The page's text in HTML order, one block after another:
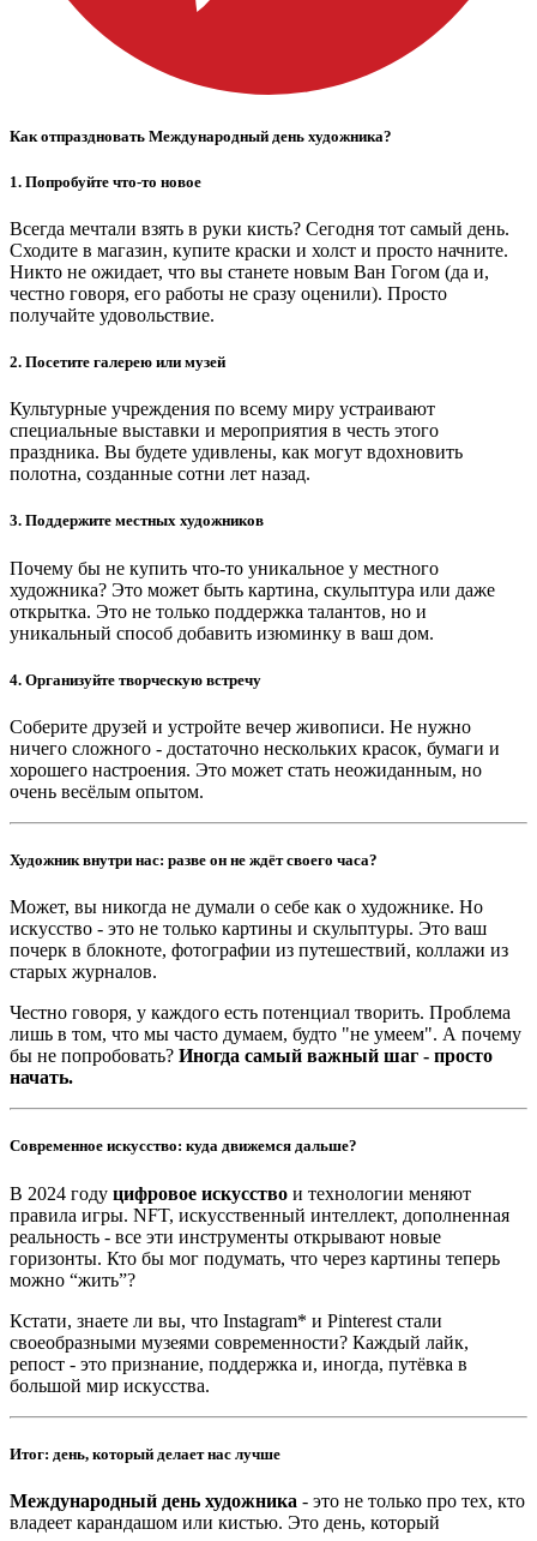
Как отпраздновать Международный день художника?
1. Попробуйте что-то новое
Всегда мечтали взять в руки кисть? Сегодня тот самый день.
Сходите в магазин, купите краски и холст и просто начните.
Никто не ожидает, что вы станете новым Ван Гогом (да и,
честно говоря, его работы не сразу оценили). Просто
получайте удовольствие.
2. Посетите галерею или музей
Культурные учреждения по всему миру устраивают
специальные выставки и мероприятия в честь этого
праздника. Вы будете удивлены, как могут вдохновить
полотна, созданные сотни лет назад.
3. Поддержите местных художников
Почему бы не купить что-то уникальное у местного
художника? Это может быть картина, скульптура или даже
открытка. Это не только поддержка талантов, но и
уникальный способ добавить изюминку в ваш дом.
4. Организуйте творческую встречу
Соберите друзей и устройте вечер живописи. Не нужно
ничего сложного - достаточно нескольких красок, бумаги и
хорошего настроения. Это может стать неожиданным, но
очень весёлым опытом.
Художник внутри нас: разве он не ждёт своего часа?
Может, вы никогда не думали о себе как о художнике. Но
искусство - это не только картины и скульптуры. Это ваш
почерк в блокноте, фотографии из путешествий, коллажи из
старых журналов.
Честно говоря, у каждого есть потенциал творить. Проблема
лишь в том, что мы часто думаем, будто "не умеем". А почему
бы не попробовать? Иногда самый важный шаг - просто
начать.
Современное искусство: куда движемся дальше?
В 2024 году цифровое искусство и технологии меняют
правила игры. NFT, искусственный интеллект, дополненная
реальность - все эти инструменты открывают новые
горизонты. Кто бы мог подумать, что через картины теперь
можно “жить”?
Кстати, знаете ли вы, что Instagram* и Pinterest стали
своеобразными музеями современности? Каждый лайк,
репост - это признание, поддержка и, иногда, путёвка в
большой мир искусства.
Итог: день, который делает нас лучше
Международный день художника - это не только про тех, кто
владеет карандашом или кистью. Это день, который